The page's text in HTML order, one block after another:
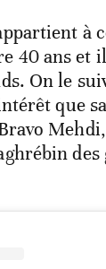
à
40 ans et
On le
que